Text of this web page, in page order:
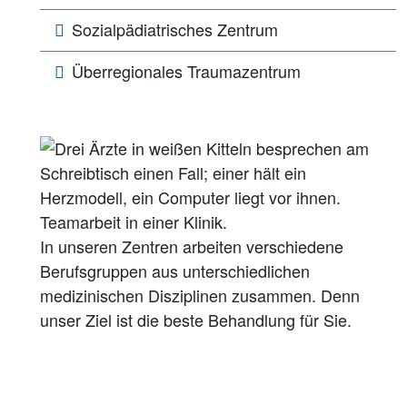
Sozialpädiatrisches Zentrum
Überregionales Traumazentrum
In unseren Zentren arbeiten verschiedene
Berufsgruppen aus unterschiedlichen
medizinischen Disziplinen zusammen. Denn
unser Ziel ist die beste Behandlung für Sie.